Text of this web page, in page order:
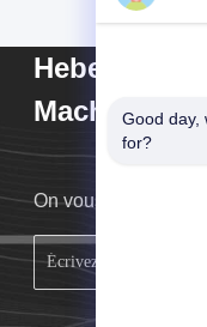
Hebei
Machinery
On vous rappellera
Good day,
for?